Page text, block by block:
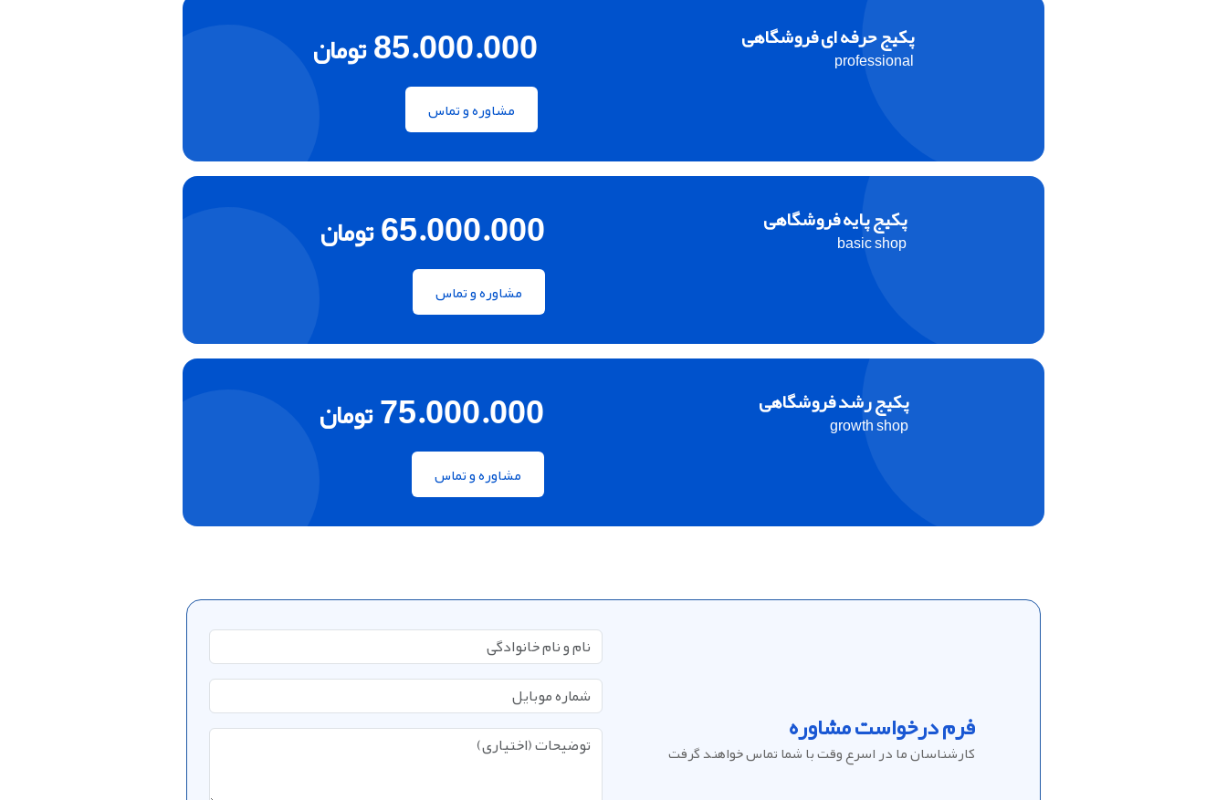
پکیج حرفه ای فروشگاهی
professional
85.000.000تومان
مشاوره و تماس
پکیج پایه فروشگاهی
basic shop
65.000.000تومان
مشاوره و تماس
پکیج رشد فروشگاهی
growth shop
75.000.000تومان
مشاوره و تماس
فرم درخواست مشاوره
کارشناسان ما در اسرع وقت با شما تماس خواهند گرفت